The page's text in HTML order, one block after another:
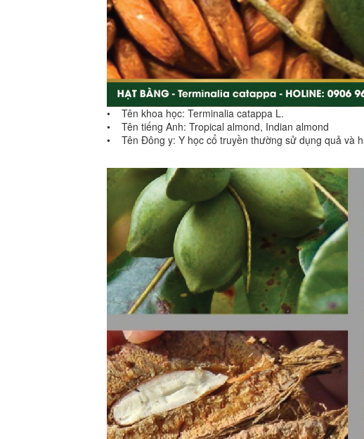
• Tên khoa học: Terminalia catappa L.
• Tên tiếng Anh: Tropical almond, Indian almond
• Tên Đông y: Y học cổ truyền thường sử dụng quả và